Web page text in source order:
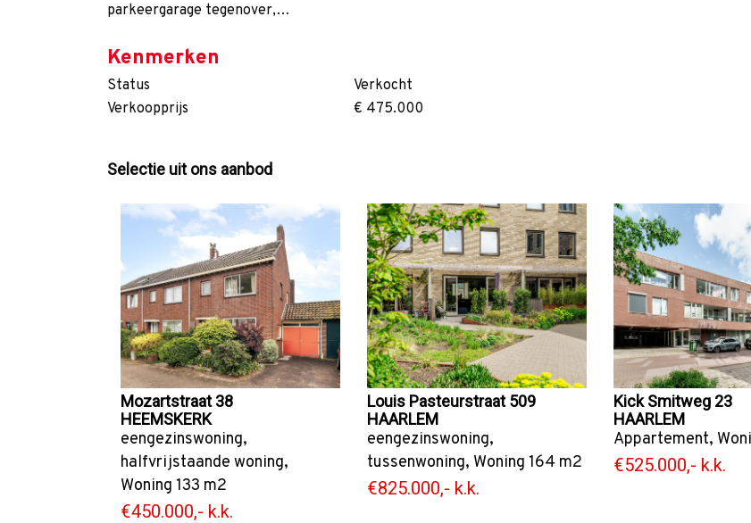
parkeergarage tegenover,…
Kenmerken
Status
Verkocht
Verkoopprijs
€ 475.000
Selectie uit ons aanbod
Mozartstraat 38
HEEMSKERK
eengezinswoning,
halfvrijstaande woning,
Woning 133 m2
€450.000,- k.k.
Louis Pasteurstraat 509
HAARLEM
eengezinswoning,
tussenwoning, Woning 164 m2
€825.000,- k.k.
Kick Smitweg 23
HAARLEM
Appartement,
€525.000,- k.k.